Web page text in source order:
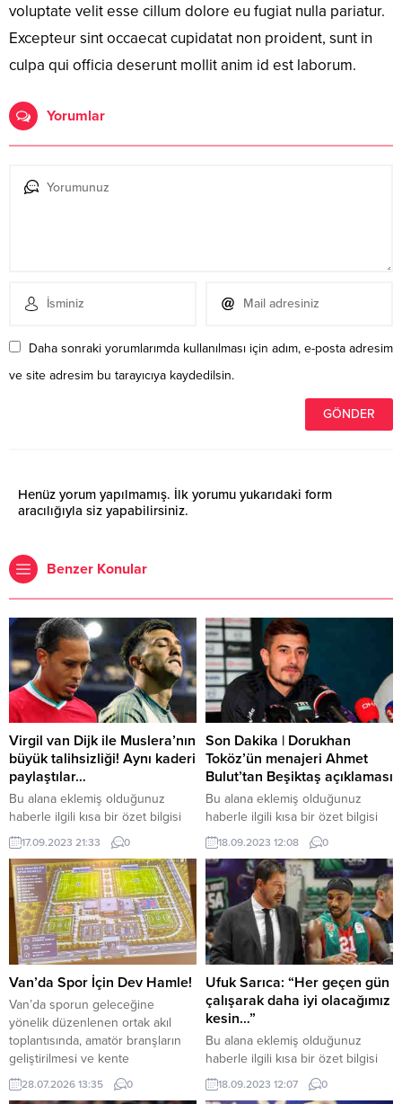
voluptate velit esse cillum dolore eu fugiat nulla pariatur.
Excepteur sint occaecat cupidatat non proident, sunt in
culpa qui officia deserunt mollit anim id est laborum.
Yorumlar
Daha sonraki yorumlarımda kullanılması için adım, e-posta adresim
ve site adresim bu tarayıcıya kaydedilsin.
Henüz yorum yapılmamış. İlk yorumu yukarıdaki form
aracılığıyla siz yapabilirsiniz.
Benzer Konular
Virgil van Dijk ile Muslera’nın
büyük talihsizliği! Aynı kaderi
paylaştılar…
Bu alana eklemiş olduğunuz
haberle ilgili kısa bir özet bilgisi
ekleyebilirsiniz. Bu metin yazı
düzenleme sayfasında “Özet”
bölümünden eklenebilir. Özet
eklenmişse başlık altında kalın
olarak bu şekilde gösterilir,
eklenmemişse bu alan boş kalır.
17.09.2023 21:33 0
Son Dakika | Dorukhan
Toköz’ün menajeri Ahmet
Bulut’tan Beşiktaş açıklaması
Bu alana eklemiş olduğunuz
haberle ilgili kısa bir özet bilgisi
ekleyebilirsiniz. Bu metin yazı
düzenleme sayfasında “Özet”
bölümünden eklenebilir. Özet
eklenmişse başlık altında kalın
olarak bu şekilde gösterilir,
eklenmemişse bu alan boş kalır.
18.09.2023 12:08 0
Van’da Spor İçin Dev Hamle!
Van’da sporun geleceğine
yönelik düzenlenen ortak akıl
toplantısında, amatör branşların
geliştirilmesi ve kente
kazandırılması planlanan 35 bin
metrekarelik Amatör Spor Evi
28.07.2026 13:35 0
Ufuk Sarıca: “Her geçen gün
çalışarak daha iyi olacağımız
kesin…”
Bu alana eklemiş olduğunuz
haberle ilgili kısa bir özet bilgisi
ekleyebilirsiniz. Bu metin yazı
düzenleme sayfasında “Özet”
18.09.2023 12:07 0